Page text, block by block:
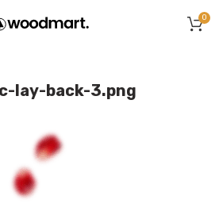
0
lay-back-3.png